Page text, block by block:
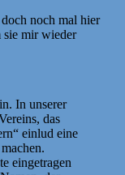
noch mal hier
sie mir wieder
In unserer
das
einlud eine
eingetragen